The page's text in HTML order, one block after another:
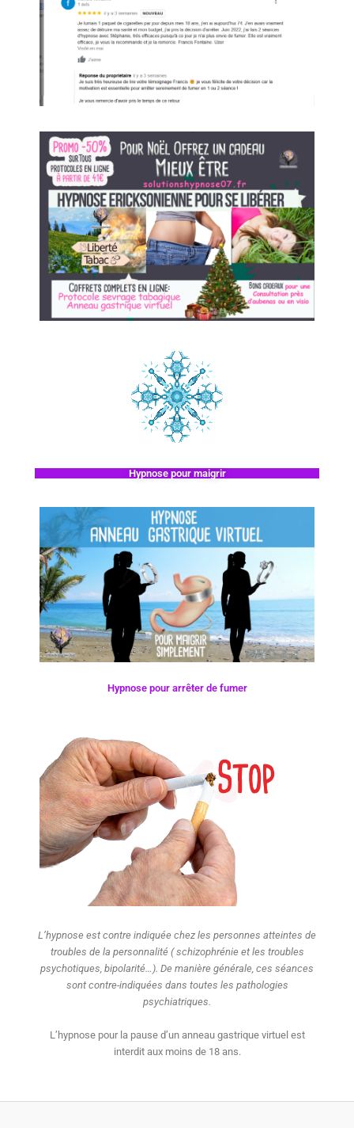
Hypnose pour maigrir
Hypnose pour arrêter de fumer
L’hypnose est contre indiquée chez les personnes atteintes de
troubles de la personnalité ( schizophrénie et les troubles
psychotiques, bipolarité…). De manière générale, ces séances
sont contre-indiquées dans toutes les pathologies
psychiatriques.
L’hypnose pour la pause d’un anneau gastrique virtuel est
interdit aux moins de 18 ans.